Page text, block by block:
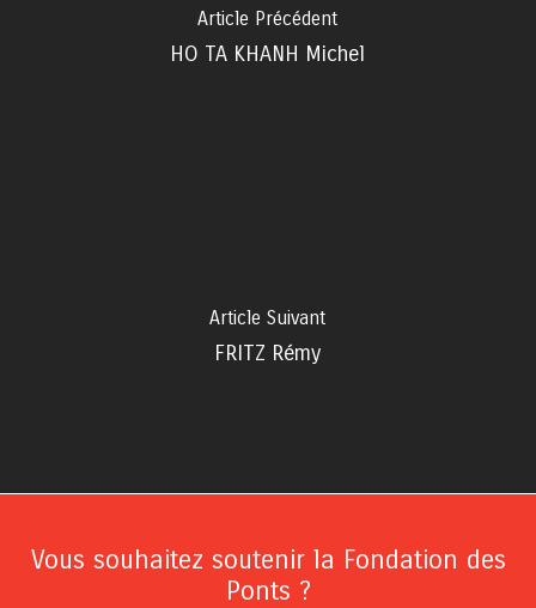
Article Précédent
HO TA KHANH Michel
Article Suivant
FRITZ Rémy
Vous souhaitez soutenir la Fondation des
Ponts ?